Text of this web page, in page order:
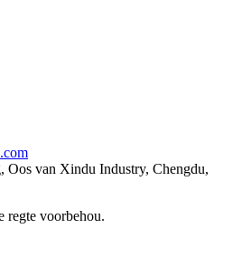
Oos van Xindu Industry, Chengdu,
voorbehou.